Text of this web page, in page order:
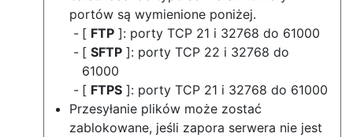
portów są wymienione poniżej.
[ FTP ]: porty TCP 21 i 32768 do 61000
[ SFTP ]: porty TCP 22 i 32768 do
61000
[ FTPS ]: porty TCP 21 i 32768 do 61000
Przesyłanie plików może zostać
zablokowane, jeśli zapora serwera nie jest